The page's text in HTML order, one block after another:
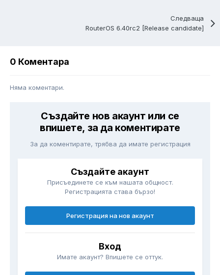
Следваща
RouterOS 6.40rc2 [Release candidate]
0 Коментара
Няма коментари.
Създайте нов акаунт или се
впишете, за да коментирате
За да коментирате, трябва да имате регистрация
Създайте акаунт
Присъединете се към нашата общност.
Регистрацията става бързо!
Регистрация на нов акаунт
Вход
Имате акаунт? Впишете се оттук.